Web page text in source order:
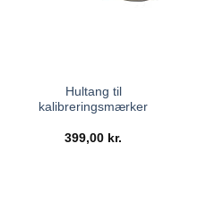
Hultang til
kalibreringsmærker
399,00 kr.